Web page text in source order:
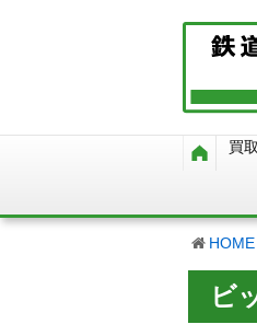
買
HOME
ビ